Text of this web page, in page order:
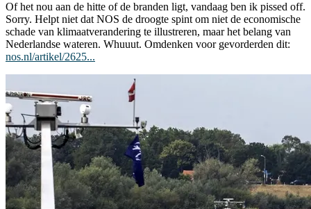
Of het nou aan de hitte of de branden ligt, vandaag ben ik pissed off.
Sorry. Helpt niet dat NOS de droogte spint om niet de economische
schade van klimaatverandering te illustreren, maar het belang van
Nederlandse wateren. Whuuut. Omdenken voor gevorderden dit:
nos.nl/artikel/2625...